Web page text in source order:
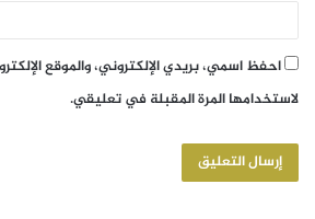
احفظ اسمي، بريدي الإلكتروني، والموقع
لاستخدامها المرة المقبلة في تعليقي.